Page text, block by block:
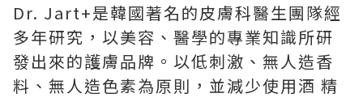
Dr. Jart+是韓國著名的皮膚科醫生團隊經
多年研究，以美容、醫學的專業知識所研
發出來的護膚品牌。以低刺激、無人造香
料、無人造色素為原則，並減少使用酒 精